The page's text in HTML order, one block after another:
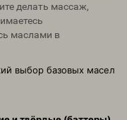
делать массаж,
маслами в
выбор базовых масел